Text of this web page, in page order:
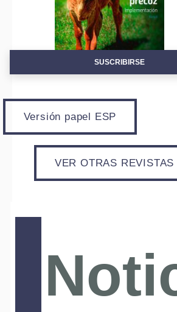
SUSCRIBIRSE
Versión papel ESP
VER OTRAS REVISTAS